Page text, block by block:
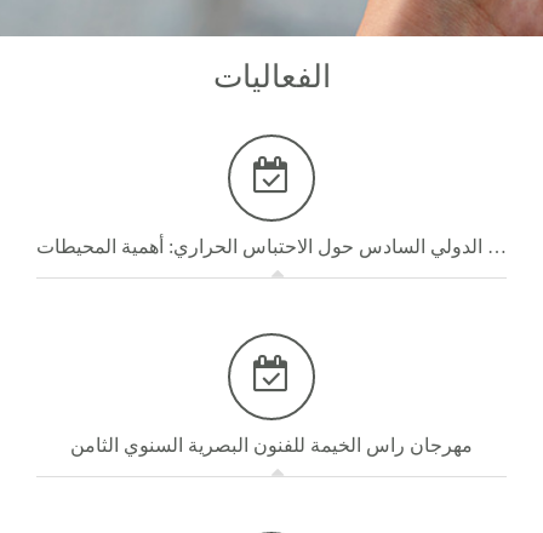
الفعاليات
المؤتمر الدولي السادس حول الاحتباس الحراري: أهمية المحيطات
مهرجان راس الخيمة للفنون البصرية السنوي الثامن